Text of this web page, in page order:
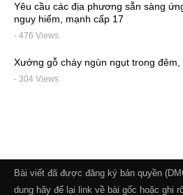
Yêu cầu các địa phương sẵn sàng
nguy hiểm, mạnh cấp 17
- 476 Views
Xưởng gỗ cháy ngùn ngụt trong
- 304 Views
Bài viết đã được đăng ký bản quyền
dung hãy để lại link về bài gốc hoặc ghi